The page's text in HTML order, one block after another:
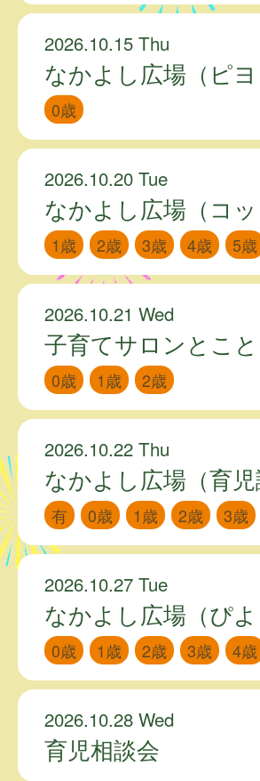
2026.10.15 Thu
なかよし広場（ピヨ
0歳
2026.10.20 Tue
なかよし広場（コッ
1歳 2歳 3歳 4歳 5歳
2026.10.21 Wed
子育てサロンとこ
0歳 1歳 2歳
2026.10.22 Thu
なかよし広場（育児
有 0歳 1歳 2歳 3歳
2026.10.27 Tue
なかよし広場（ぴよ
0歳 1歳 2歳 3歳 4歳
2026.10.28 Wed
育児相談会